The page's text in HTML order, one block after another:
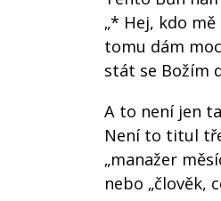
„* Hej, kdo
tomu dám moc
stát se Božím
A to není jen
Není to titul
„manažer
nebo „člověk,